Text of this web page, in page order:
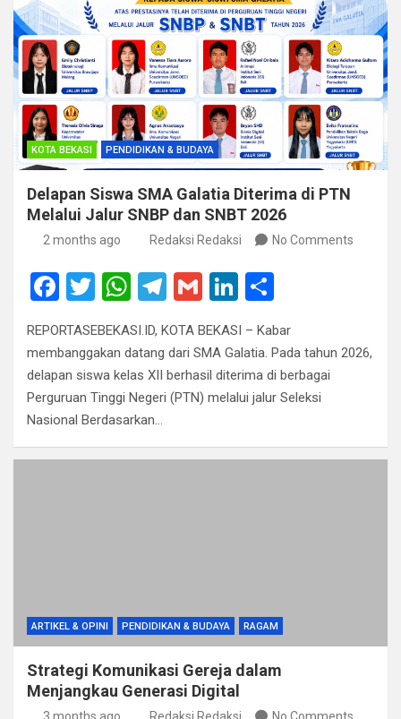
KOTA BEKASI PENDIDIKAN & BUDAYA
Delapan Siswa SMA Galatia Diterima di PTN
Melalui Jalur SNBP dan SNBT 2026
2 months ago Redaksi Redaksi No Comments
F
ce
b
o
o
k
T
tt
er
W
at
s
A
p
p
T
e
gr
a
G
ail
Li
ke
dI
n
ar
e
REPORTASEBEKASI.ID, KOTA BEKASI – Kabar
membanggakan datang dari SMA Galatia. Pada tahun 2026,
delapan siswa kelas XII berhasil diterima di berbagai
Perguruan Tinggi Negeri (PTN) melalui jalur Seleksi
Nasional Berdasarkan…
ARTIKEL & OPINI PENDIDIKAN & BUDAYA RAGAM
Strategi Komunikasi Gereja dalam
Menjangkau Generasi Digital